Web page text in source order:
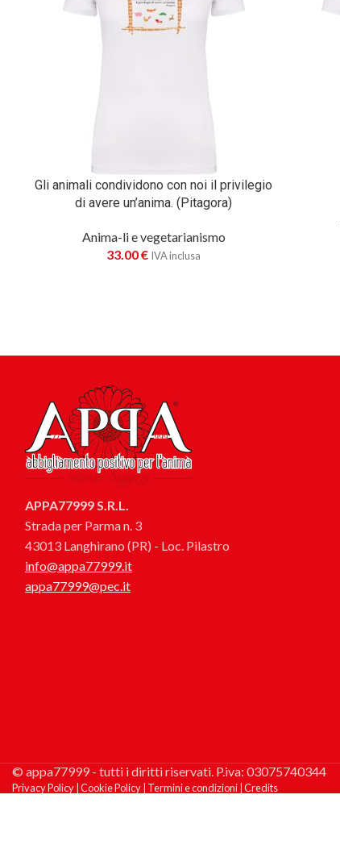
Gli animali condividono con noi il privilegio
di avere un’anima. (Pitagora)
Anima-li e vegetarianismo
33.00€ IVA inclusa
APPA77999 S.R.L.
Strada per Parma n. 3
43013 Langhirano (PR) - Loc. Pilastro
info@appa77999.it
appa77999@pec.it
© appa77999 - tutti i diritti riservati. P.iva: 03075740344
Privacy Policy Cookie Policy Termini e condizioni Credits